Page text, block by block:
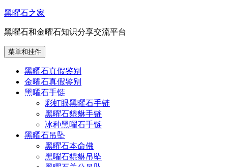
跳
内
容
黑曜石之家
黑曜石和金曜石知识分享交流平台
菜单和挂件
黑曜石真假鉴别
金曜石真假鉴别
黑曜石手链
彩虹眼黑曜石手链
黑曜石貔貅手链
冰种黑曜石手链
黑曜石吊坠
黑曜石本命佛
黑曜石貔貅吊坠